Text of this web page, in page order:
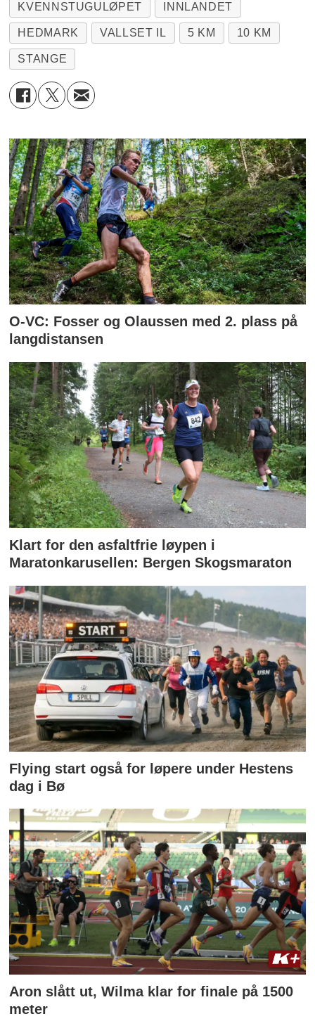
KVENNSTUGULØPET INNLANDET
HEDMARK VALLSET IL 5 KM 10 KM
STANGE
O-VC: Fosser og Olaussen med 2. plass på
langdistansen
Klart for den asfaltfrie løypen i
Maratonkarusellen: Bergen Skogsmaraton
Flying start også for løpere under Hestens
dag i Bø
Aron slått ut, Wilma klar for finale på 1500
meter